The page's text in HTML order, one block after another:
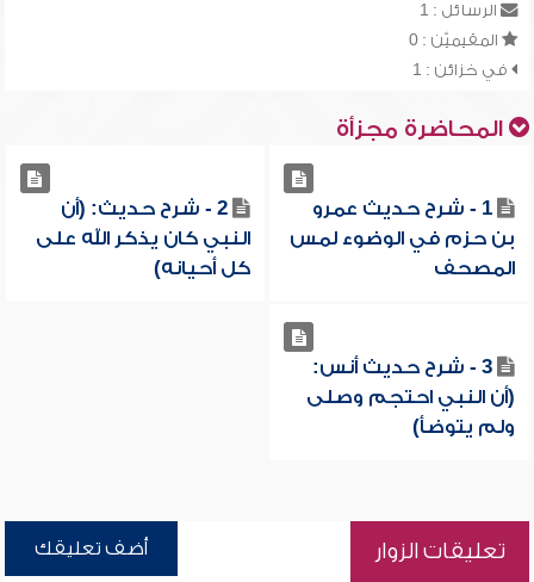
الرسائل : 1
المقيميّن : 0
في خزائن : 1
المحاضرة مجزأة
1 - شرح حديث عمرو
بن حزم في الوضوء لمس
المصحف
2 - شرح حديث: (أن
النبي كان يذكر الله على
كل أحيانه)
3 - شرح حديث أنس:
(أن النبي احتجم وصلى
ولم يتوضأ)
تعليقات الزوار أضف تعليقك